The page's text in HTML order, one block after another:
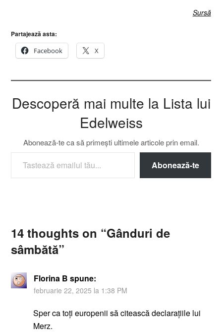
Sursă
Partajează asta:
Facebook
X
Descoperă mai multe la Lista lui
Edelweiss
Abonează-te ca să primești ultimele articole prin email.
TASTEAZĂ EMAILUL TĂU...
Abonează-te
14 thoughts on “Gânduri de
sâmbătă”
Florina B spune:
februarie 22, 2025 la 1:38 PM
Sper ca toți europenii să citească declarațiile lui
Merz.